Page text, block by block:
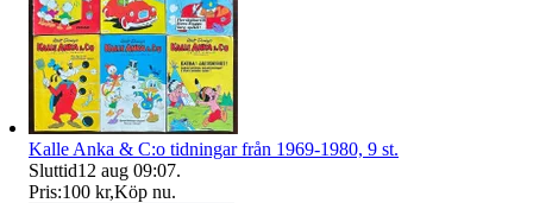
Kalle Anka & C:o tidningar från 1969-1980, 9 st.
Sluttid12 aug 09:07.
Pris:100 kr,Köp nu.